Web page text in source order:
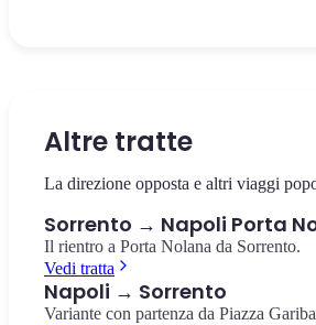
Altre tratte
La direzione opposta e altri viaggi
Sorrento → Napoli Porta
Il rientro a Porta Nolana da Sorrento.
Vedi tratta
Napoli → Sorrento
Variante con partenza da Piazza